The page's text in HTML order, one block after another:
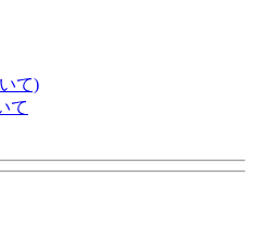
て)
て